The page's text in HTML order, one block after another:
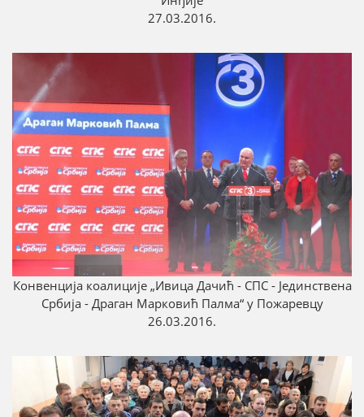
27.03.2016.
Конвенција коалиције „Ивица Дачић - СПС - Јединствена
Србија - Драган Марковић Палма“ у Пожаревцу
26.03.2016.